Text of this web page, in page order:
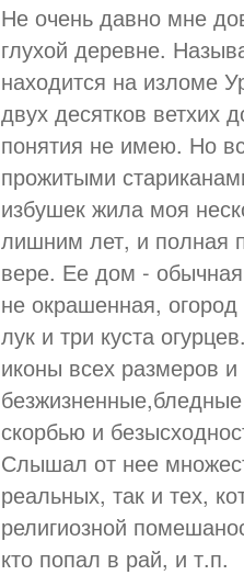
Не очень давно мне
глухой деревне.
находится на изломе
двух десятков ветхих
понятия не имею. Но
прожитыми
избушек жила моя
лишним лет, и полная
вере. Ее дом -
не окрашенная,
лук и три куста
иконы всех размеров
скорбью и
Слышал от нее
реальных, так и тех,
религиозной
кто попал в рай, и т.п.